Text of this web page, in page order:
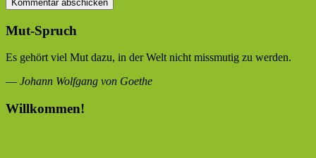
Mut-Spruch
Es gehört viel Mut dazu, in der Welt nicht missmutig zu werden.
— Johann Wolfgang von Goethe
Willkommen!